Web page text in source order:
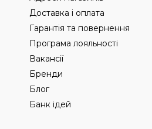
Доставка і оплата
Гарантія та повернення
Програма лояльності
Вакансії
Бренди
Блог
Банк ідей